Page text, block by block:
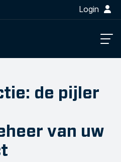
Login
de pijler
van uw